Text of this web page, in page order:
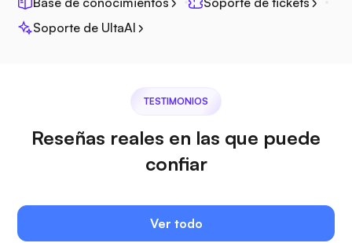
Soporte de UltaAI
TESTIMONIOS
Reseñas reales en las que puede
confiar
Ver todo